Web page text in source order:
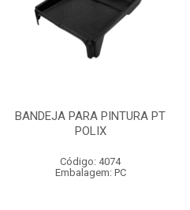
BANDEJA PARA PINTURA PT
POLIX
Código: 4074
Embalagem: PC